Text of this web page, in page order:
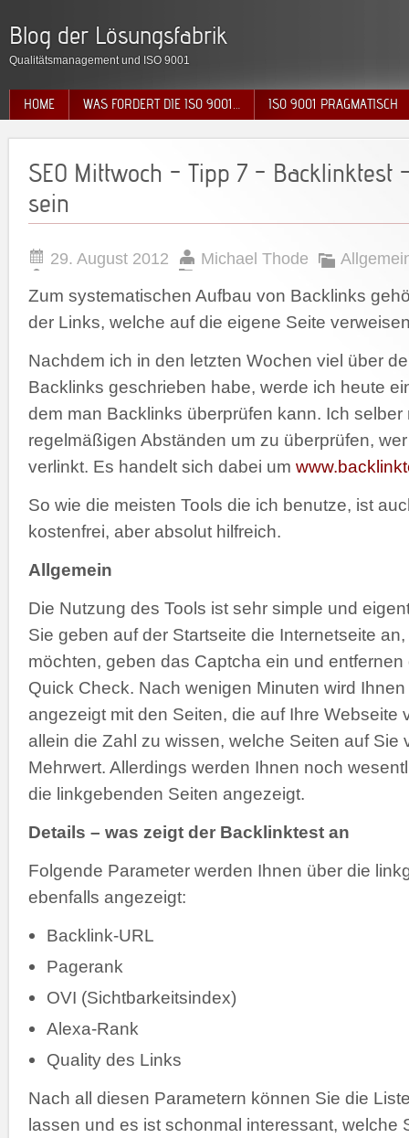
Blog der Lösungsfabrik
Qualitätsmanagement und ISO 9001
HOME WAS FORDERT DIE ISO 9001… ISO 9001 PRAGMATISCH
SEO Mittwoch – Tipp 7 – Backlinktest
sein
29. August 2012 Michael Thode
Zum systematischen Aufbau von Backlinks
der Links, welche auf die eigene Seite
Nachdem ich in den letzten Wochen viel über
Backlinks geschrieben habe, werde ich heute
dem man Backlinks überprüfen kann. Ich selber
regelmäßigen Abständen um zu überprüfen,
verlinkt. Es handelt sich dabei um
So wie die meisten Tools die ich benutze, ist
kostenfrei, aber absolut hilfreich.
Allgemein
Die Nutzung des Tools ist sehr simple und
Sie geben auf der Startseite die Internetseite
möchten, geben das Captcha ein und
Quick Check. Nach wenigen Minuten wird
angezeigt mit den Seiten, die auf Ihre Webseite
allein die Zahl zu wissen, welche Seiten auf Sie
Mehrwert. Allerdings werden Ihnen noch
die linkgebenden Seiten angezeigt.
Details – was zeigt der Backlinktest an
Folgende Parameter werden Ihnen über die
ebenfalls angezeigt:
Backlink-URL
Pagerank
OVI (Sichtbarkeitsindex)
Alexa-Rank
Quality des Links
Nach all diesen Parametern können Sie die
lassen und es ist schonmal interessant, welche